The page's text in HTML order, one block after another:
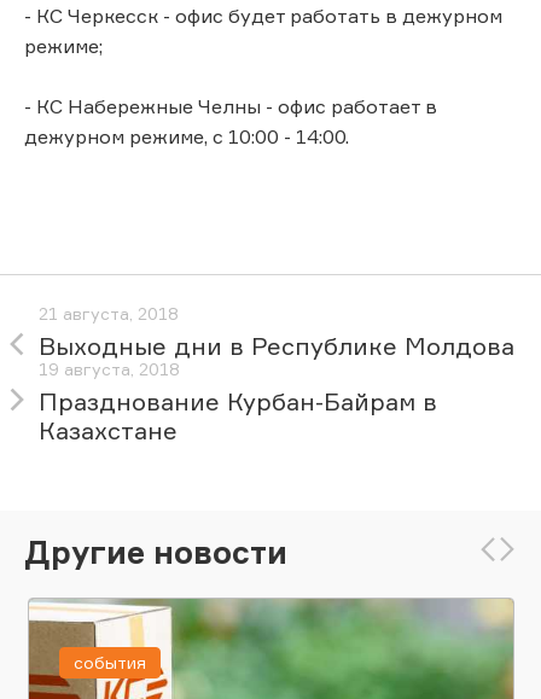
- КС Черкесск - офис будет работать в дежурном
режиме;
- КС Набережные Челны - офис работает в
дежурном режиме, с 10:00 - 14:00.
21 августа, 2018
Выходные дни в Республике Молдова
19 августа, 2018
Празднование Курбан-Байрам в
Казахстане
Другие новости
события